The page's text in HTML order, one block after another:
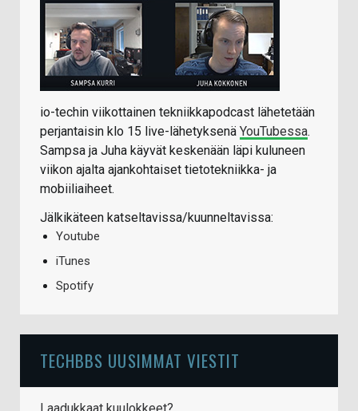
io-techin viikottainen tekniikkapodcast lähetetään
perjantaisin klo 15 live-lähetyksenä YouTubessa.
Sampsa ja Juha käyvät keskenään läpi kuluneen
viikon ajalta ajankohtaiset tietotekniikka- ja
mobiiliaiheet.
Jälkikäteen katseltavissa/kuunneltavissa:
Youtube
iTunes
Spotify
TECHBBS UUSIMMAT VIESTIT